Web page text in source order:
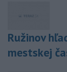
Ružinov
mestskej